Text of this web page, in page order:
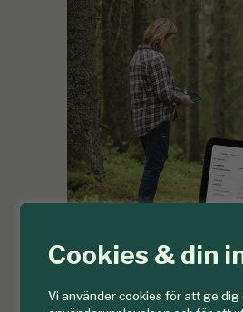
Cookies & din
Vi använder cookies för att ge dig